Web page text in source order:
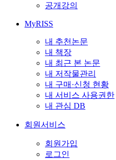
공개강의
MyRISS
내 추천논문
내 책장
내 최근 본 논문
내 저작물관리
내 구매·신청 현황
내 서비스 사용권한
내 관심 DB
회원서비스
회원가입
로그인